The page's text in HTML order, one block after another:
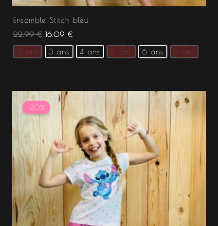
Ensemble Stitch bleu
22.99€ 16.09 €
2 ans 3 ans 4 ans 5 ans 6 ans 8 ans
-30%
prix
initial
était :
22.99 €.
est :
16.09 €.